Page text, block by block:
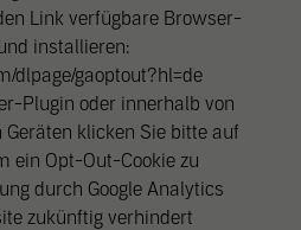
Link verfügbare Browser-
installieren:
dlpage/gaoptout?hl=de
Plugin oder innerhalb von
klicken Sie bitte auf
ein Opt-Out-Cookie zu
durch Google Analytics
zukünftig verhindert